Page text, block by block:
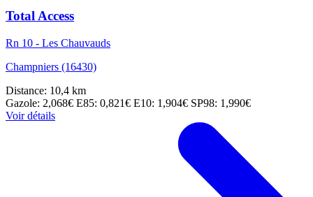
Total Access
Rn 10 - Les Chauvauds
Champniers (16430)
Distance: 10,4 km
Gazole: 2,068€ E85: 0,821€ E10: 1,904€ SP98: 1,990€
Voir détails